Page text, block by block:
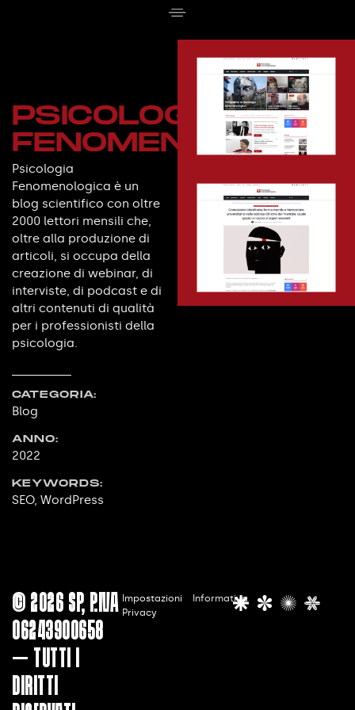
PSICOLOGIA
FENOMENOLOGICA
Psicologia
Fenomenologica è un
blog scientifico con oltre
2000 lettori mensili che,
oltre alla produzione di
articoli, si occupa della
creazione di webinar, di
interviste, di podcast e di
altri contenuti di qualità
per i professionisti della
psicologia.
CATEGORIA:
Blog
ANNO:
2022
KEYWORDS:
SEO, WordPress
© 2026 SP, P.IVA
06243900658
— Tutti i
diritti
Impostazioni
Privacy
Informativa